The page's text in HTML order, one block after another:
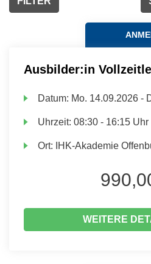
Ausbilder:in
Datum: Mo. 14.09.2026 -
Uhrzeit:08:30 - 16:15 Uhr
Ort: IHK-Akademie
WEITERE